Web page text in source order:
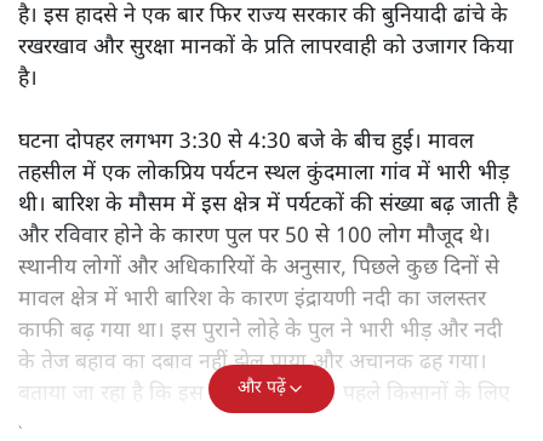
है। इस हादसे ने एक बार फिर राज्य सरकार की बुनियादी ढांचे के
रखरखाव और सुरक्षा मानकों के प्रति लापरवाही को उजागर किया
है।
घटना दोपहर लगभग 3:30 से 4:30 बजे के बीच हुई। मावल
तहसील में एक लोकप्रिय पर्यटन स्थल कुंदमाला गांव में भारी भीड़
थी। बारिश के मौसम में इस क्षेत्र में पर्यटकों की संख्या बढ़ जाती है
और रविवार होने के कारण पुल पर 50 से 100 लोग मौजूद थे।
स्थानीय लोगों और अधिकारियों के अनुसार, पिछले कुछ दिनों से
मावल क्षेत्र में भारी बारिश के कारण इंद्रायणी नदी का जलस्तर
काफी बढ़ गया था। इस पुराने लोहे के पुल ने भारी भीड़ और नदी
के तेज बहाव का दबाव नहीं झेल पाया और अचानक ढह गया।
बताया जा रहा है कि इस पुल को 30 साल पहले किसानों के लिए
बनाया गया था।
और पढ़ें